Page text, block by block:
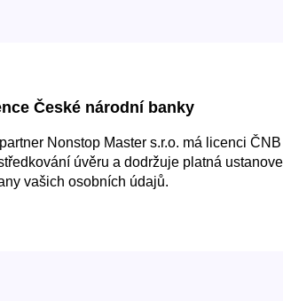
České národní banky
Nonstop Master s.r.o. má licenci
úvěru a dodržuje platná
vašich osobních údajů.